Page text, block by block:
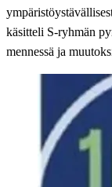
käsitteli S-ryhmän
mennessä ja